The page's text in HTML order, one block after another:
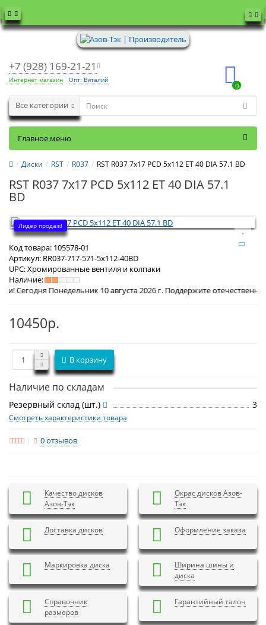
+7 (928) 169-21-21
Интернет магазин Опт: Виталий
0
Все категории
Главное меню
Диски RST R037 RST R037 7x17 PCD 5x112 ET 40 DIA 57.1 BD
RST R037 7x17 PCD 5x112 ET 40 DIA 57.1
BD
Лидер продаж!
Код товара: 105578-01
Артикул: RR037-717-571-5x112-40BD
UPC:Хромированные вентиля и колпаки
Наличие:
10 августа 2026 г. Поддержите отечественного
10450р.
В корзину
Наличие по складам
Резервный склад (шт.) 3
Смотреть характеристики товара
0 отзывов
Качество дисков
Азов-Тэк
Окрас дисков Азов-
Тэк
Доставка дисков Оформление заказа
Маркировка диска
Ширина шины и
диска
Справочник
размеров
Гарантийный талон